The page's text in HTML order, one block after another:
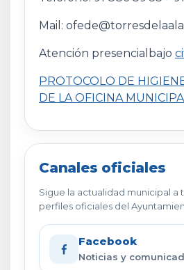
Mail:
Atención presencialbajo
PROTOCOLO DE
DE LA OFICINA
Canales oficiales
Sigue la actualidad municipal a
perfiles oficiales del
Facebook
Noticias y